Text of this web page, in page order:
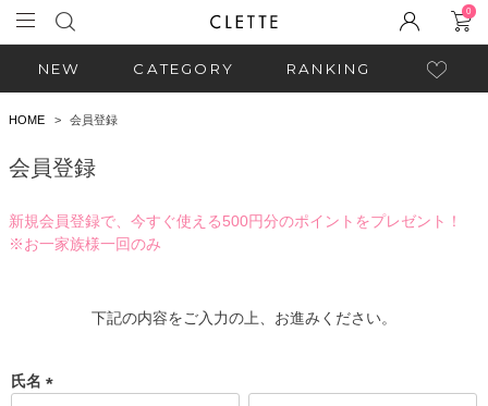
0
NEW CATEGORY RANKING
HOME 会員登録
会員登録
新規会員登録で、今すぐ使える500円分のポイントをプレゼント！
※お一家族様一回のみ
下記の内容をご入力の上、お進みください。
氏名